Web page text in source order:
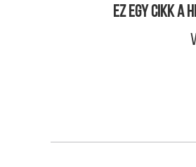
Ez egy cikk